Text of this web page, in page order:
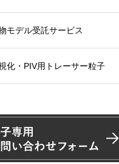
モデル受託サービス
化・PIV用トレーサー粒子